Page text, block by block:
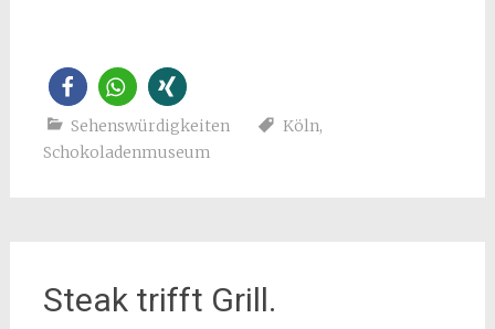
Sehenswürdigkeiten Köln,
Schokoladenmuseum
Steak trifft Grill.